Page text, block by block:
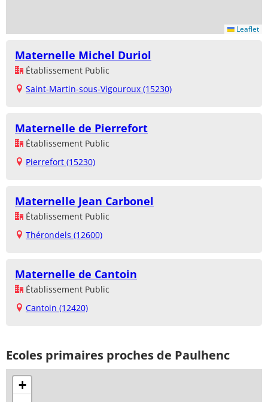
Leaflet
Maternelle Michel Duriol
Établissement Public
Saint-Martin-sous-Vigouroux (15230)
Maternelle de Pierrefort
Établissement Public
Pierrefort (15230)
Maternelle Jean Carbonel
Établissement Public
Thérondels (12600)
Maternelle de Cantoin
Établissement Public
Cantoin (12420)
Ecoles primaires proches de Paulhenc
+